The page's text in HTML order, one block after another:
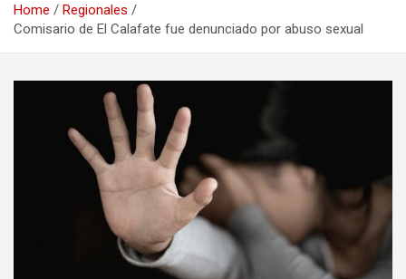
Home
Regionales
Comisario de El Calafate fue denunciado por abuso sexual